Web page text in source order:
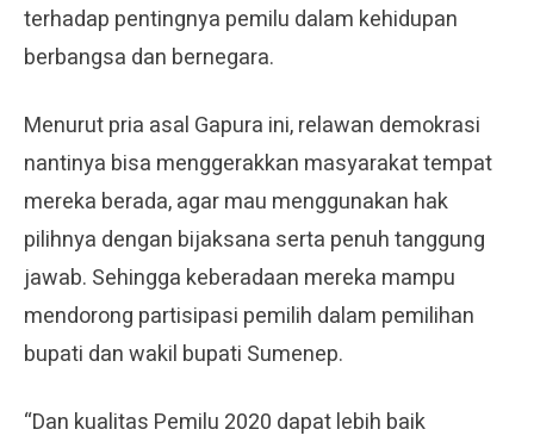
terhadap pentingnya pemilu dalam kehidupan
berbangsa dan bernegara.
Menurut pria asal Gapura ini, relawan demokrasi
nantinya bisa menggerakkan masyarakat tempat
mereka berada, agar mau menggunakan hak
pilihnya dengan bijaksana serta penuh tanggung
jawab. Sehingga keberadaan mereka mampu
mendorong partisipasi pemilih dalam pemilihan
bupati dan wakil bupati Sumenep.
“Dan kualitas Pemilu 2020 dapat lebih baik